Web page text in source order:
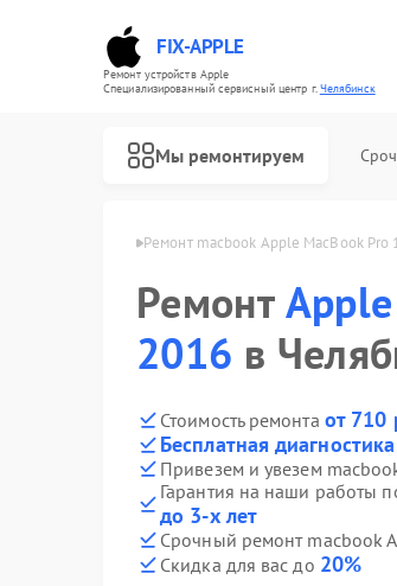
FIX-APPLE
Ремонт устройств Apple
Специализированный cервисный центр г.Челябинск
Мы ремонтируем
в Челябинске Ремонт macbook Apple MacBook Pro
Ремонт
2016 в
Стоимость ремонта от 710
Бесплатная диагностика
Привезем и увезем
Гарантия на наши работы
до 3-х лет
Срочный ремонт macbook
Скидка для вас до 20%